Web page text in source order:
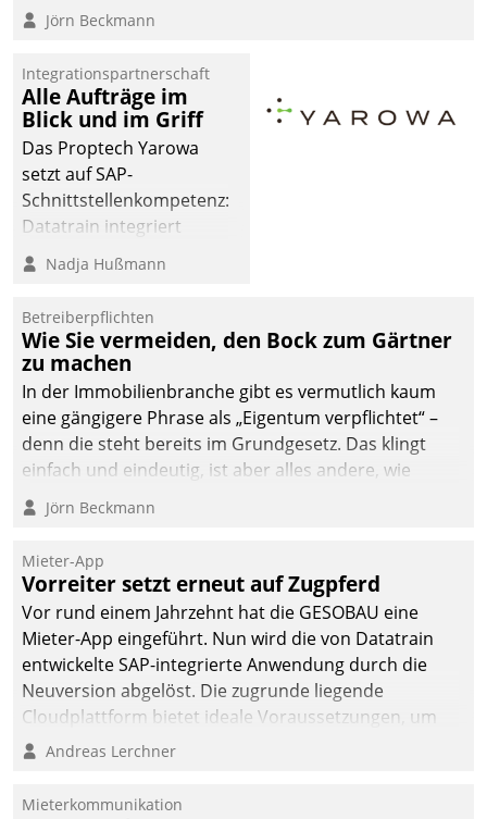
Jörn Beckmann
Integrationspartnerschaft
Alle Aufträge im
Blick und im Griff
Das Proptech Yarowa
setzt auf SAP-
Schnittstellenkompetenz:
Datatrain integriert
Yarowas Portal zur
Vergabe und Verwaltung
operativen
Instandhaltung in die
SAP-Systemlandschaft
deutscher
Wohnungsunternehmen
– und beschleunigt damit
Mieteranliegen zum
Nadja Hußmann
Betreiberpflichten
Wie Sie vermeiden, den Bock zum Gärtner
zu machen
In der Immobilienbranche gibt es vermutlich kaum
eine gängigere Phrase als „Eigentum verpflichtet“ –
denn die steht bereits im Grundgesetz. Das klingt
einfach und eindeutig, ist aber alles andere, wie
Branchenbeschäftigte wissen. Denn mit der
Verantwortung folgen Verpflichtungen.
Jörn Beckmann
Mieter-App
Vorreiter setzt erneut auf Zugpferd
Vor rund einem Jahrzehnt hat die GESOBAU eine
Mieter-App eingeführt. Nun wird die von Datatrain
entwickelte SAP-integrierte Anwendung durch die
Neuversion abgelöst. Die zugrunde liegende
Cloudplattform bietet ideale Voraussetzungen, um
die Funktionalität der App zu erweitern und weitere
integrieren.
Andreas Lerchner
Mieterkommunikation